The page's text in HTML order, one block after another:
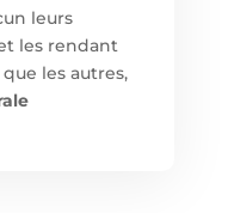
leurs
les rendant
les autres,